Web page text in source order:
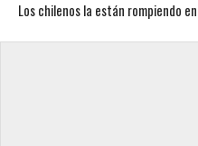
Los chilenos la están rompiendo